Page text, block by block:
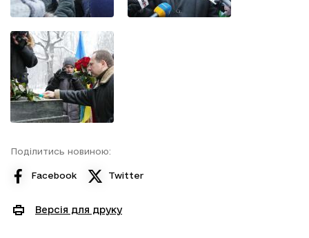
Поділитись новиною:
Facebook Twitter
Версія для друку